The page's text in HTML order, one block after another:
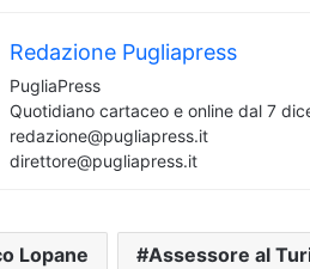
Redazione Pugliapress
PugliaPress
Quotidiano cartaceo e online dal 7
redazione@pugliapress.it
direttore@pugliapress.it
Lopane Assessore al